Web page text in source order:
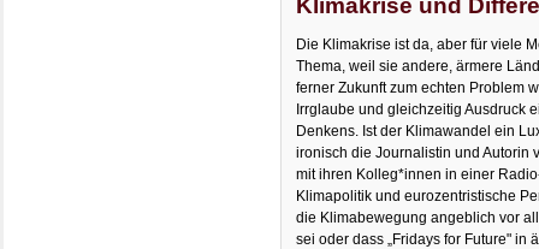
Die Klimakrise ist da, aber für viele
Thema, weil sie andere, ärmere
ferner Zukunft zum echten Problem
Irrglaube und gleichzeitig Ausdruck
Denkens. Ist der Klimawandel ein
ironisch die Journalistin und Autorin
mit ihren Kolleg*innen in einer
Klimapolitik und eurozentristische
die Klimabewegung angeblich vor
sei oder dass „Fridays for Future" in